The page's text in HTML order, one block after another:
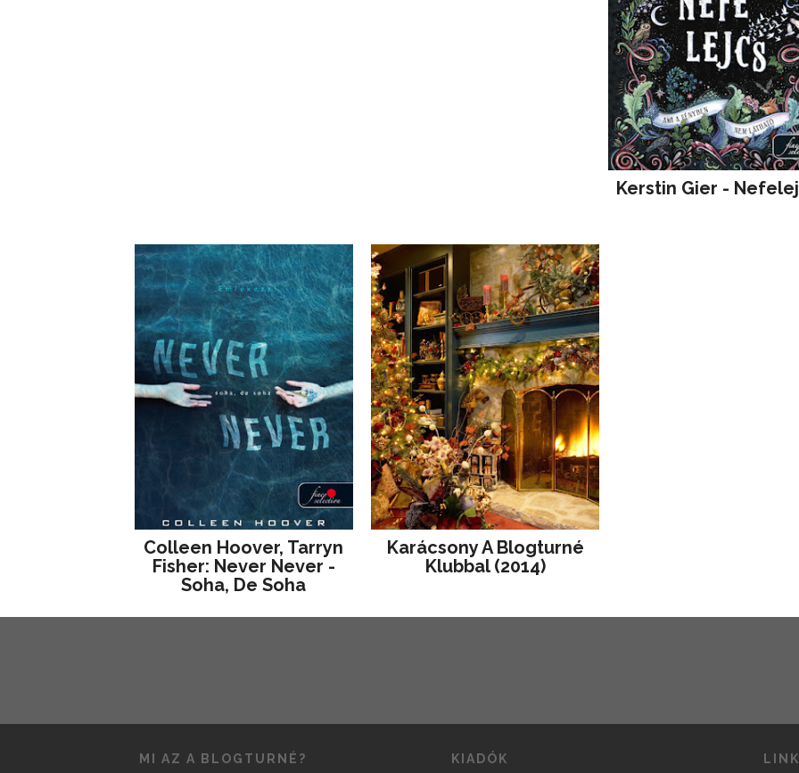
Kerstin Gier -
Colleen Hoover, Tarryn
Fisher: Never Never -
Soha, De Soha
Karácsony A Blogturné
Klubbal (2014)
MI AZ A BLOGTURNÉ? KIADÓK